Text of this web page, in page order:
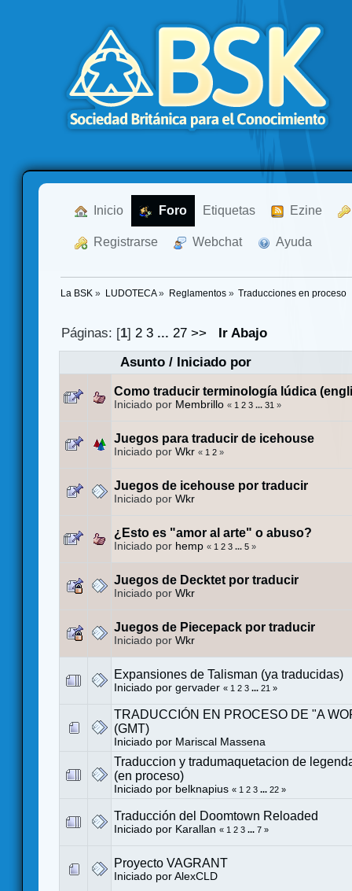
Inicio Foro Etiquetas Ezine
Registrarse Webchat Ayuda
La BSK » LUDOTECA» Reglamentos» Traducciones en proceso
Páginas: [1]2 3 ...27 >>
Ir Abajo
Asunto/ Iniciado por
Como traducir terminología lúdica
Iniciado por Membrillo « 1 2 3 ... 31 »
Juegos para traducir de icehouse
Iniciado por Wkr « 1 2 »
Juegos de icehouse por traducir
Iniciado por Wkr
¿Esto es "amor al arte" o abuso?
Iniciado por hemp « 1 2 3 ... 5 »
Juegos de Decktet por traducir
Iniciado por Wkr
Juegos de Piecepack por traducir
Iniciado por Wkr
Expansiones de Talisman (ya traducidas)
Iniciado por gervader « 1 2 3 ... 21 »
TRADUCCIÓN EN PROCESO DE "A
(GMT)
Iniciado por Mariscal Massena
Traduccion y tradumaquetacion de
(en proceso)
Iniciado por belknapius « 1 2 3 ... 22 »
Traducción del Doomtown Reloaded
Iniciado por Karallan « 1 2 3 ... 7 »
Proyecto VAGRANT
Iniciado por AlexCLD